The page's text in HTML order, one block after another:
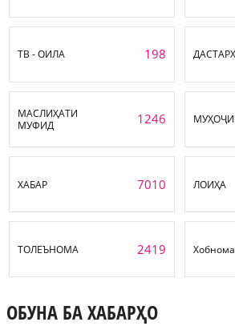
ТВ - ОИЛА 198
МАСЛИҲАТИ
МУФИД
1246
ХАБАР 7010 ЛОИҲА
ТОЛЕЪНОМА 2419 Хобнома
ОБУНА БА ХАБАРҲО